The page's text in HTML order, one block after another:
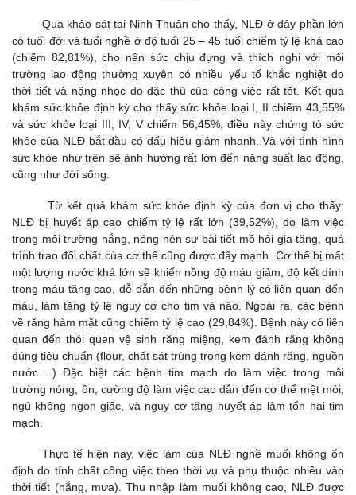
Qua khảo sát tại Ninh Thuận cho thấy, NLĐ ở đây phần lớn
có tuổi đời và tuổi nghề ở độ tuổi 25 – 45 tuổi chiếm tỷ lệ khá cao
(chiếm 82,81%), cho nên sức chịu đựng và thích nghi với môi
trường lao động thường xuyên có nhiều yếu tố khắc nghiệt do
thời tiết và nặng nhọc do đặc thù của công việc rất tốt. Kết qua
khám sức khỏe định kỳ cho thấy sức khỏe loại I, II chiếm 43,55%
và sức khỏe loại III, IV, V chiếm 56,45%; điều này chứng tỏ sức
khỏe của NLĐ bắt đầu có dấu hiệu giảm nhanh. Và với tình hình
sức khỏe như trên sẽ ảnh hưởng rất lớn đến năng suất lao động,
cũng như đời sống.
Từ kết quả khám sức khỏe định kỳ của đơn vị cho thấy:
NLĐ bị huyết áp cao chiếm tỷ lệ rất lớn (39,52%), do làm việc
trong môi trường nắng, nóng nên sự bài tiết mồ hôi gia tăng, quá
trình trao đổi chất của cơ thể cũng được đẩy mạnh. Cơ thể bị mất
một lượng nước khá lớn sẽ khiến nồng độ máu giảm, độ kết dính
trong máu tăng cao, dễ dẫn đến những bệnh lý có liên quan đến
máu, làm tăng tỷ lệ nguy cơ cho tim và não. Ngoài ra, các bệnh
về răng hàm mặt cũng chiếm tỷ lệ cao (29,84%). Bệnh này có liên
quan đến thói quen vệ sinh răng miệng, kem đánh răng không
đúng tiêu chuẩn (flour, chất sát trùng trong kem đánh răng, nguồn
nước….) Đặc biệt các bệnh tim mạch do làm việc trong môi
trường nóng, ồn, cường độ làm việc cao dẫn đến cơ thể mệt mỏi,
ngủ không ngon giấc, và nguy cơ tăng huyết áp làm tổn hại tim
mạch.
Thực tế hiện nay, việc làm của NLĐ nghề muối không ổn
định do tính chất công việc theo thời vụ và phụ thuộc nhiều vào
thời tiết (nắng, mưa). Thu nhập làm muối không cao, NLĐ được